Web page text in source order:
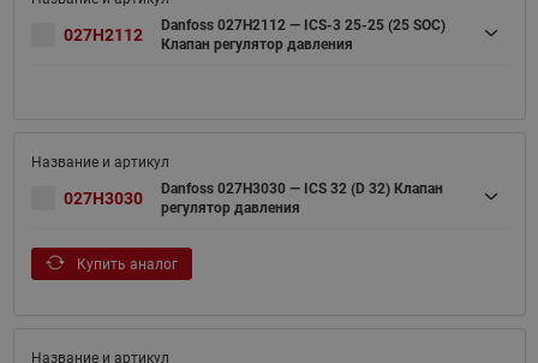
027H2112
Danfoss 027H2112 — ICS-3 25-25 (25 SOC)
Клапан регулятор давления
027H3030
Danfoss 027H3030 — ICS 32 (D 32) Клапан
регулятор давления
Купить аналог